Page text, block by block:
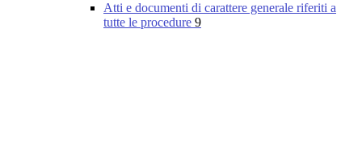
Atti e documenti di carattere generale riferiti a
tutte le procedure 9